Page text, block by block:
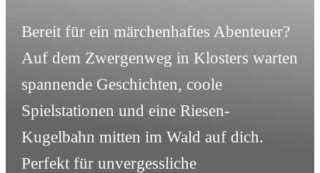
Bereit für ein märchenhaftes Abenteuer?
Auf dem Zwergenweg in Klosters warten
spannende Geschichten, coole
Spielstationen und eine Riesen-
Kugelbahn mitten im Wald auf dich.
Perfekt für unvergessliche